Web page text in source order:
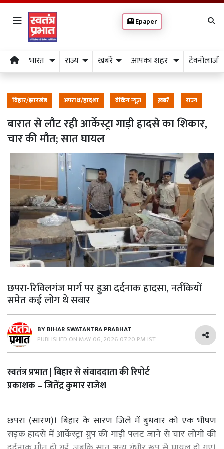
Epaper
भारत राज्य खबरें आपका शहर टेक्नोलाजी
बिहार/झारखंड अपराध/हादशा ब्रेकिंग न्यूज़ ख़बरें राज्य
बारात से लौट रही आर्केस्ट्रा गाड़ी हादसे का शिकार,
चार की मौत; सात घायल
छपरा-रिविलगंज मार्ग पर हुआ दर्दनाक हादसा, नर्तकियों
समेत कई लोग थे सवार
BYBIHAR SWATANTRA PRABHAT
PUBLISHED ON MAY 06, 2026 07:20 PM IST
स्वतंत्र प्रभात | बिहार से संवाददाता की रिपोर्ट
प्रकाशक – जितेंद्र कुमार राजेश
छपरा (सारण)। बिहार के सारण जिले में बुधवार को एक भीषण
सड़क हादसे में आर्केस्ट्रा ग्रुप की गाड़ी पलट जाने से चार लोगों की